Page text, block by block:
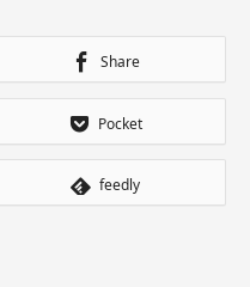
Share
Pocket
feedly